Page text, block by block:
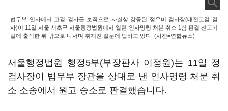
법무부 인사에서 고검 검사급 보직으로 사실상 강등된 정유미 검사장(대전고검 검
사)이 11일 서울 서초구 서울행정법원에서 열린 인사명령 처분 취소 1심 판결 선고기
일에 출석한 뒤 밖으로 나서며 취재진 질문에 답하고 있다. (사진=연합뉴스)
서울행정법원 행정5부(부장판사 이정원)는 11일 정
검사장이 법무부 장관을 상대로 낸 인사명령 처분 취
소 소송에서 원고 승소로 판결했습니다.